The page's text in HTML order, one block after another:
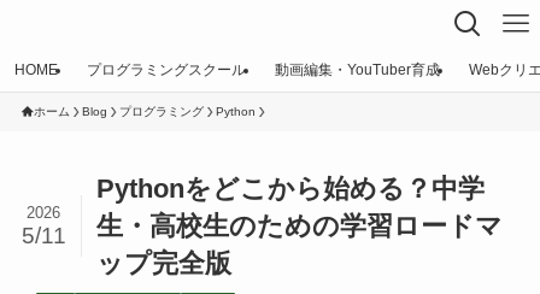
HOME プログラミングスクール 動画編集・YouTuber育成 Webクリ
ホーム Blog プログラミング Python
Pythonをどこから始める？中学
生・高校生のための学習ロードマ
ップ完全版
2026
5/11